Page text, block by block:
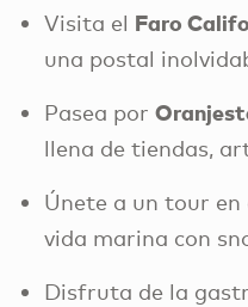
Visita el Faro
una postal
Pasea por
llena de tiendas,
Únete a un tour
vida marina con
Disfruta de la